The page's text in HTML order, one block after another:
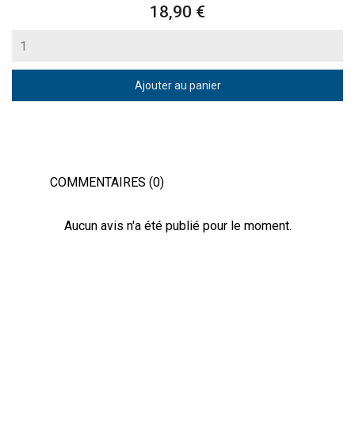
Prix
18,90 €
Ajouter au panier
COMMENTAIRES (0)
Aucun avis n'a été publié pour le moment.